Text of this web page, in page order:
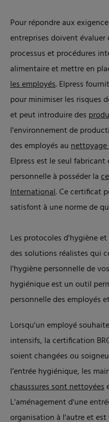
Pour répondre aux
entreprises doivent
processus et procédures
alimentaire et mettre en
les employés. Elpress
pour minimiser les risques
et peut introduire des
l'environnement de
des employés au
Elpress est le seul
personnelle à posséder la
International. Ce certificat
satisfont à une norme de
Les protocoles d'hygiène et
des solutions réalistes qui
l'hygiène personnelle de
hygiénique est un outil
personnelle des employés
Lorsqu'un employé
intensifs, la certification
soient changées ou
l’entrée hygiénique, les
chaussures sont nettoyées
L'aménagement d'une
organisation à l'autre et